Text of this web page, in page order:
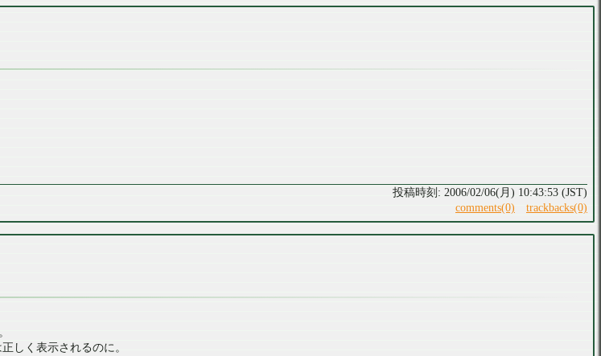
2006/02/06(月) 10:43:53 (JST)
comments(0)
trackbacks(0)
しく表示されるのに。